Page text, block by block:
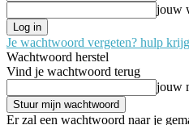
jouw
Je wachtwoord vergeten? hulp
Wachtwoord herstel
Vind je wachtwoord terug
jouw
Er zal een wachtwoord naar je